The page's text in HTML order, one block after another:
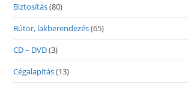
Biztosítás(80)
Bútor, lakberendezés(65)
CD – DVD(3)
Cégalapítás(13)